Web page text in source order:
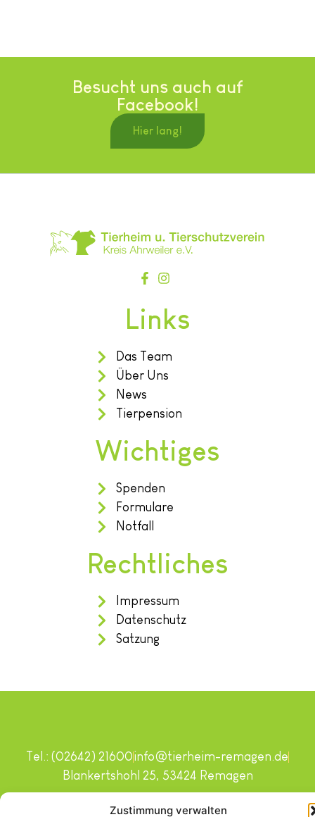
Zustimmung verwalten
Besucht uns auch auf
Facebook!
Hier lang!
Links
Das Team
Über Uns
News
Tierpension
Wichtiges
Spenden
Formulare
Notfall
Rechtliches
Impressum
Datenschutz
Satzung
Copyright © 2024. Alle Rechte vorbehalten.
Tel.: (02642) 21600info@tierheim-remagen.de
Blankertshohl 25, 53424 Remagen